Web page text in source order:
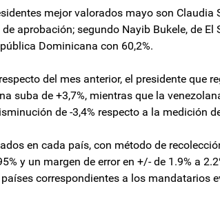
mejor valorados mayo son Claudia
aprobación; segundo Nayib Bukele, de El
Dominicana con 60,2%.
del mes anterior, el presidente que
suba de +3,7%, mientras que la
de -3,4% respecto a la medición
en cada país, con método de
y un margen de error en +/- de 1.9% a
correspondientes a los mandatarios